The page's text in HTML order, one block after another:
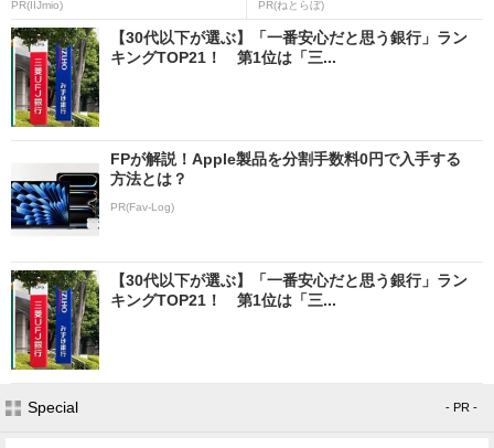
PR(IIJmio) PR(ねとらぼ)
【30代以下が選ぶ】「一番安心だと思う銀行」ラン
キングTOP21！ 第1位は「三...
FPが解説！Apple製品を分割手数料0円で入手する
方法とは？
PR(Fav-Log)
【30代以下が選ぶ】「一番安心だと思う銀行」ラン
キングTOP21！ 第1位は「三...
Special - PR -